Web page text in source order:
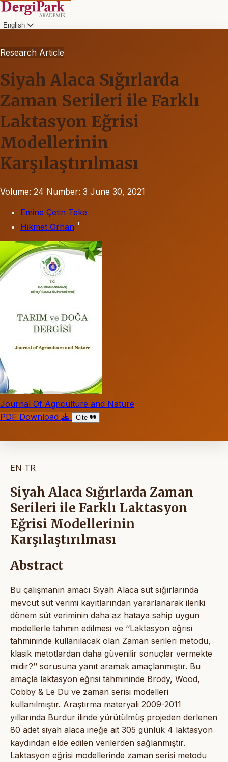
English
Research Article
Siyah Alaca Sığırlarda
Zaman Serileri ile Farklı
Laktasyon Eğrisi
Modellerinin
Karşılaştırılması
Volume: 24 Number: 3 June 30, 2021
Emine Çetin Teke
Hikmet Orhan *
Journal Of Agriculture and Nature
PDF Download
Cite
EN TR
Siyah Alaca Sığırlarda Zaman
Serileri ile Farklı Laktasyon
Eğrisi Modellerinin
Karşılaştırılması
Abstract
Bu çalışmanın amacı Siyah Alaca süt sığırlarında
mevcut süt verimi kayıtlarından yararlanarak ileriki
dönem süt veriminin daha az hataya sahip uygun
modellerle tahmin edilmesi ve ‘‘Laktasyon eğrisi
tahmininde kullanılacak olan Zaman serileri metodu,
klasik metotlardan daha güvenilir sonuçlar vermekte
midir?’’ sorusuna yanıt aramak amaçlanmıştır. Bu
amaçla laktasyon eğrisi tahmininde Brody, Wood,
Cobby & Le Du ve zaman serisi modelleri
kullanılmıştır. Araştırma materyali 2009-2011
yıllarında Burdur ilinde yürütülmüş projeden derlenen
80 adet siyah alaca ineğe ait 305 günlük 4 laktasyon
kaydından elde edilen verilerden sağlanmıştır.
Laktasyon eğrisi modellerinde zaman serisi metodu